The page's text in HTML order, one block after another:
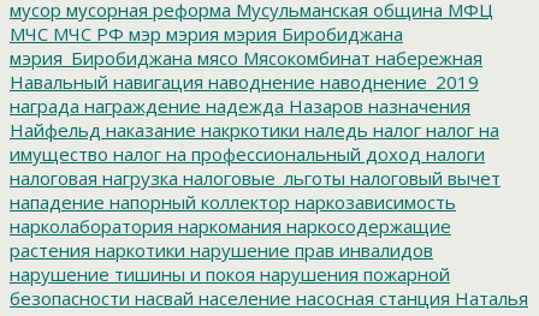
мусор мусорная реформа Мусульманская община МФЦ
МЧС МЧС РФ мэр мэрия мэрия Биробиджана
мэрия_Биробиджана мясо Мясокомбинат набережная
Навальный навигация наводнение наводнение_2019
награда награждение надежда Назаров назначения
Найфельд наказание накркотики наледь налог налог на
имущество налог на профессиональный доход налоги
налоговая нагрузка налоговые_льготы налоговый вычет
нападение напорный коллектор наркозависимость
нарколаборатория наркомания наркосодержащие
растения наркотики нарушение прав инвалидов
нарушение тишины и покоя нарушения пожарной
безопасности насвай население насосная станция Наталья